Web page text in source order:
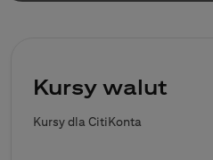
Kursy walut
Kursy dla CitiKonta